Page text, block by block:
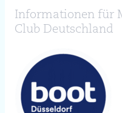
Informationen für
Club Deutschland